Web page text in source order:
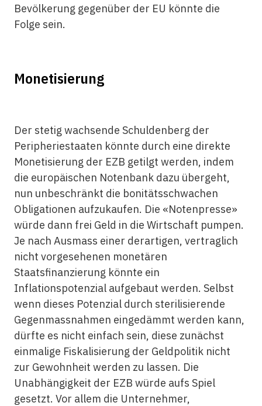
Bevölkerung gegenüber der EU könnte die
Folge sein.
Monetisierung
Der stetig wachsende Schuldenberg der
Peripheriestaaten könnte durch eine direkte
Monetisierung der EZB getilgt werden, indem
die europäischen Notenbank dazu übergeht,
nun unbeschränkt die bonitätsschwachen
Obligationen aufzukaufen. Die «Notenpresse»
würde dann frei Geld in die Wirtschaft pumpen.
Je nach Ausmass einer derartigen, vertraglich
nicht vorgesehenen monetären
Staatsfinanzierung könnte ein
Inflationspotenzial aufgebaut werden. Selbst
wenn dieses Potenzial durch sterilisierende
Gegenmassnahmen eingedämmt werden kann,
dürfte es nicht einfach sein, diese zunächst
einmalige Fiskalisierung der Geldpolitik nicht
zur Gewohnheit werden zu lassen. Die
Unabhängigkeit der EZB würde aufs Spiel
gesetzt. Vor allem die Unternehmer,